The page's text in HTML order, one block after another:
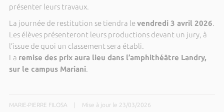
présenter leurs travaux.
La journée de restitution se tiendra levendredi 3 avril 2026.
Les élèves présenteront leurs productions devant un jury, à
l’issue de quoi un classement sera établi.
La remise des prix aura lieu dans l’amphithéâtre Landry,
sur le campus Mariani.
MARIE-PIERRE FILOSA Mise à jour le 23/03/2026